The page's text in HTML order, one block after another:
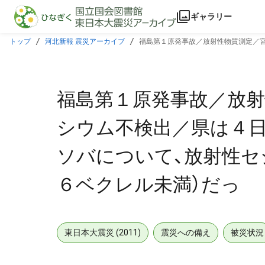
本文に飛ぶ
ギャラリー
トップ 河北新報 震災アーカイブ
福島第１原発事故／放射性物質測定／
福島第１原発事故／放
シウム不検出／県は４
ソバについて、放射性
６ベクレル未満）だっ
東日本大震災 (2011) 震災への備え 被災状況